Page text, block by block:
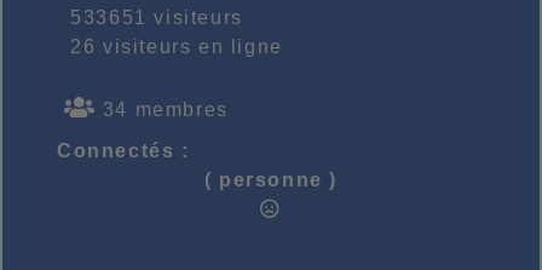
533651 visiteurs
26 visiteurs en ligne
34 membres
Connectés :
( personne )